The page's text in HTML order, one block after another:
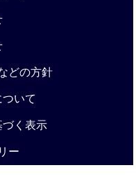
どの方針
いて
づく表示
ー